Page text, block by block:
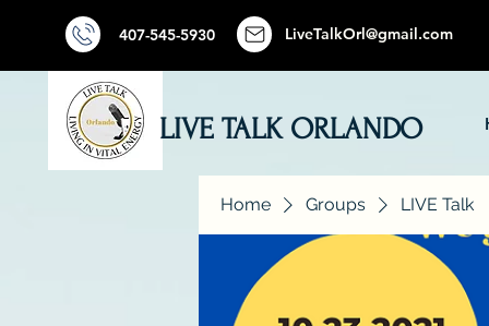
407-545-5930 LiveTalkOrl@gmail.com
LIVE TALK ORLANDO
Home Groups LIVE Talk